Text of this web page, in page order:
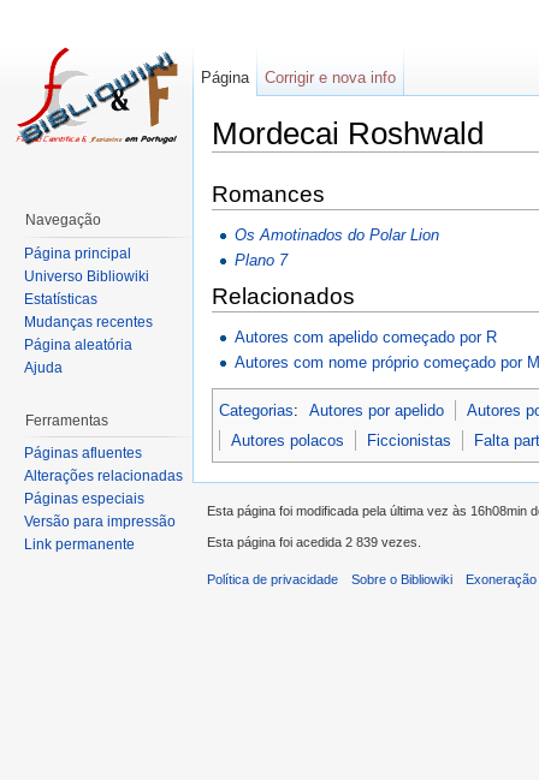
Mordecai Roshwald
Romances
Os Amotinados do Polar Lion
Plano 7
Relacionados
Autores com apelido começado por R
Autores com nome próprio começado por
Categorias: Autores por apelido
Autores
Autores polacos
Ficcionistas Falta
Página Corrigir e nova info
Navegação
Página principal
Universo Bibliowiki
Estatísticas
Mudanças recentes
Página aleatória
Ajuda
Ferramentas
Páginas afluentes
Alterações relacionadas
Páginas especiais
Versão para impressão
Link permanente
Esta página foi modificada pela última vez às 16h08min
Esta página foi acedida 2 839 vezes.
Política de privacidade Sobre o Bibliowiki